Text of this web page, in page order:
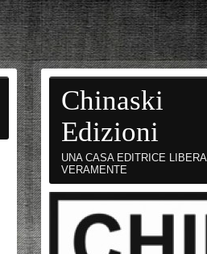
Chinaski
Edizioni
UNA CASA EDITRICE LIBERA
VERAMENTE